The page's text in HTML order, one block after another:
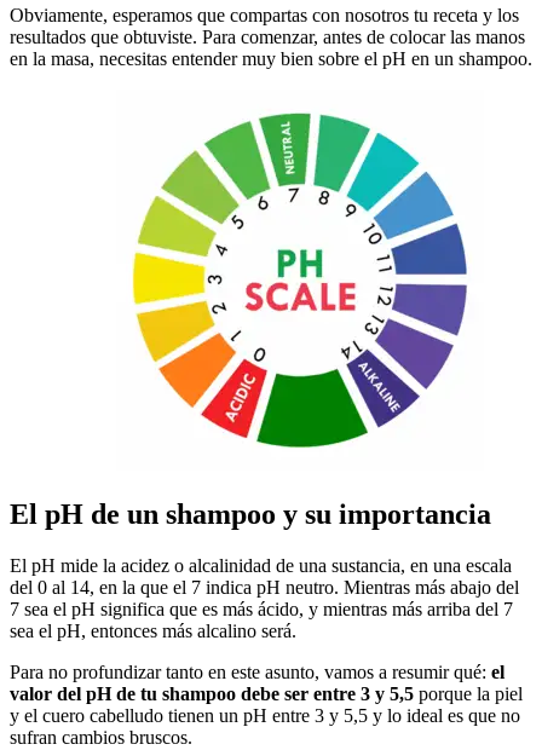
Obviamente, esperamos que compartas con nosotros tu receta y los
resultados que obtuviste. Para comenzar, antes de colocar las manos
en la masa, necesitas entender muy bien sobre el pH en un shampoo.
El pH de un shampoo y su importancia
El pH mide la acidez o alcalinidad de una sustancia, en una escala
del 0 al 14, en la que el 7 indica pH neutro. Mientras más abajo del
7 sea el pH significa que es más ácido, y mientras más arriba del 7
sea el pH, entonces más alcalino será.
Para no profundizar tanto en este asunto, vamos a resumir qué: el
valor del pH de tu shampoo debe ser entre 3 y 5,5 porque la piel
y el cuero cabelludo tienen un pH entre 3 y 5,5 y lo ideal es que no
sufran cambios bruscos.